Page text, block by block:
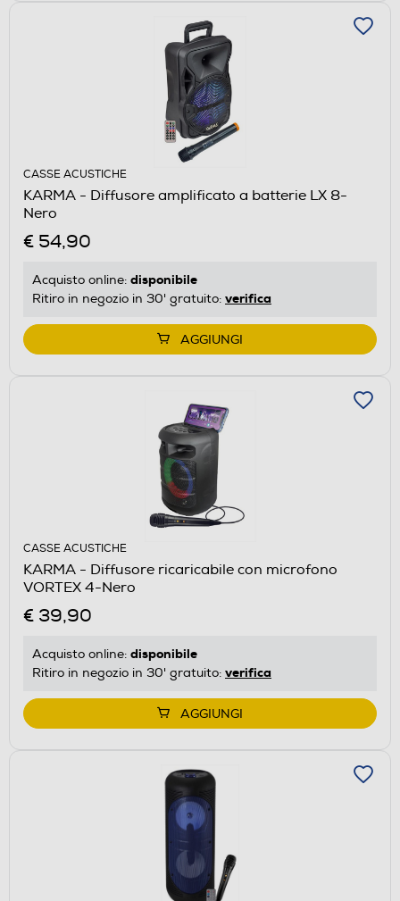
CASSE ACUSTICHE
KARMA - Diffusore amplificato a batterie LX 8-
Nero
€ 54,90
Acquisto online: disponibile
Ritiro in negozio in 30' gratuito: verifica
AGGIUNGI
CASSE ACUSTICHE
KARMA - Diffusore ricaricabile con microfono
VORTEX 4-Nero
€ 39,90
Acquisto online: disponibile
Ritiro in negozio in 30' gratuito: verifica
AGGIUNGI